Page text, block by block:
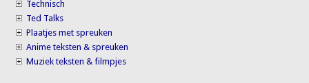
Technisch
Ted Talks
Plaatjes met spreuken
Anime teksten & spreuken
Muziek teksten & filmpjes